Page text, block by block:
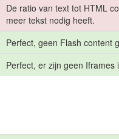
De ratio van text tot HTML
meer tekst nodig heeft.
Perfect, geen Flash content
Perfect, er zijn geen Iframes